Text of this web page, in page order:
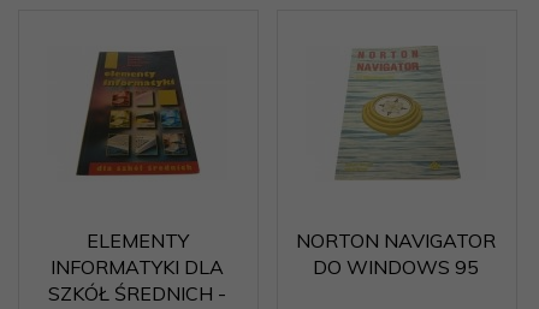
ELEMENTY
INFORMATYKI DLA
SZKÓŁ ŚREDNICH -
NORTON NAVIGATOR
DO WINDOWS 95